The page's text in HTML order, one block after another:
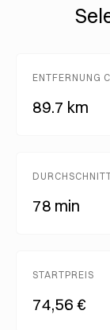
ENTFERNUNG
89.7 km
78 min
STARTPREIS
74,56 €